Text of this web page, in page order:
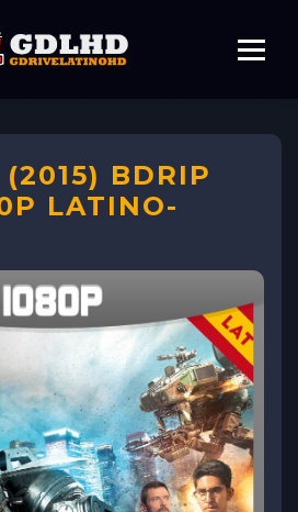
BDRIP
LATINO-